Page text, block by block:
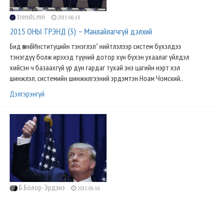
trends.mn 2015-06-18
2015 ОНЫ ТРЭНД (3) – Манлайлагчгүй дэлхий
Бид өмнө “Институцийн тэнэглэл” нийтлэлээр систем бүхэлдээ
тэнэгдүү болж ирэхэд түүний дотор хүн бүхэн ухаалаг үйлдэл
хийсэн ч базаахгүй үр дүн гардаг тухай энэ цагийн нэрт хэл
шинжлэл, системийн шинжилгээний эрдэмтэн Ноам Чомский..
Дэлгэрэнгүй
Б.Болор-Эрдэнэ 2015-06-16